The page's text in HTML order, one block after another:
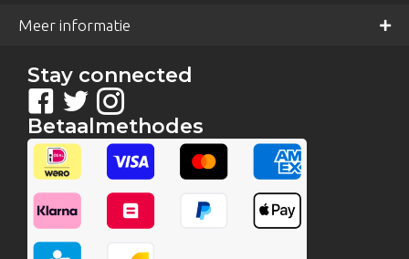
Meer informatie
Stay connected
Betaalmethodes